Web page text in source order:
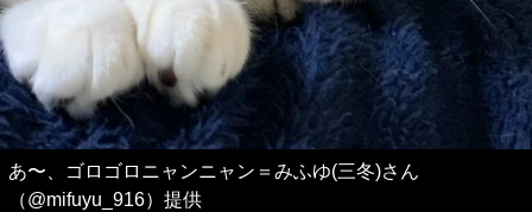
あ〜、ゴロゴロニャンニャン＝みふゆ(三冬)さん
（@mifuyu_916）提供